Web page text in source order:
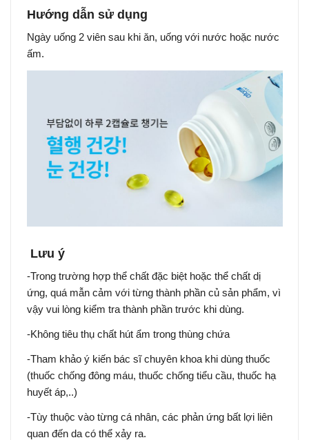
Hướng dẫn sử dụng
Ngày uống 2 viên sau khi ăn, uống với nước hoặc nước
ấm.
Lưu ý
-Trong trường hợp thể chất đặc biệt hoặc thể chất dị
ứng, quá mẫn cảm với từng thành phần củ sản phẩm, vì
vậy vui lòng kiểm tra thành phần trước khi dùng.
-Không tiêu thụ chất hút ẩm trong thùng chứa
-Tham khảo ý kiến bác sĩ chuyên khoa khi dùng thuốc
(thuốc chống đông máu, thuốc chống tiểu cầu, thuốc hạ
huyết áp,..)
-Tùy thuộc vào từng cá nhân, các phản ứng bất lợi liên
quan đến da có thể xảy ra.